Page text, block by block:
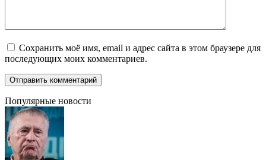
Сохранить моё имя, email и адрес сайта в этом браузере для
последующих моих комментариев.
Популярные новости